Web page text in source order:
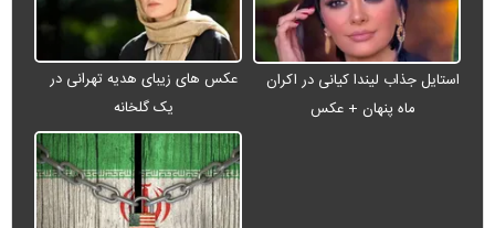
استایل جذاب لیندا کیانی در اکران
ماه پنهان + عکس
عکس های زیبای هدیه تهرانی در
یک گلخانه